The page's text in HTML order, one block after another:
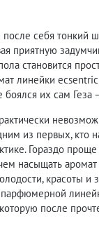
после себя
приятную
становится
линейки
их сам Геза
из первых, кто
Гораздо проще
насыщать
красоты и
парфюмерной
после